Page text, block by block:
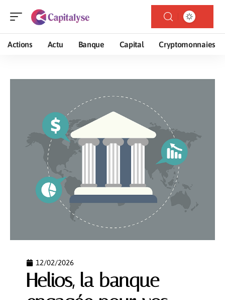
Actions Actu Banque Capital Cryptomonnaies
12/02/2026
Helios, la banque